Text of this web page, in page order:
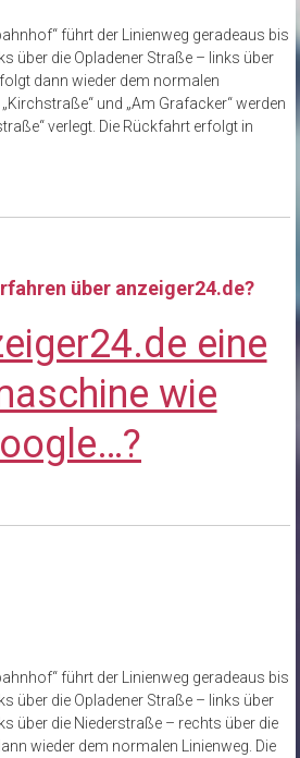
führt der Linienweg geradeaus bis
über die Opladener Straße – links über
dann wieder dem normalen
„Kirchstraße“ und „Am Grafacker“ werden
verlegt. Die Rückfahrt erfolgt in
über anzeiger24.de?
eine
wie
führt der Linienweg geradeaus bis
über die Opladener Straße – links über
über die Niederstraße – rechts über die
wieder dem normalen Linienweg. Die